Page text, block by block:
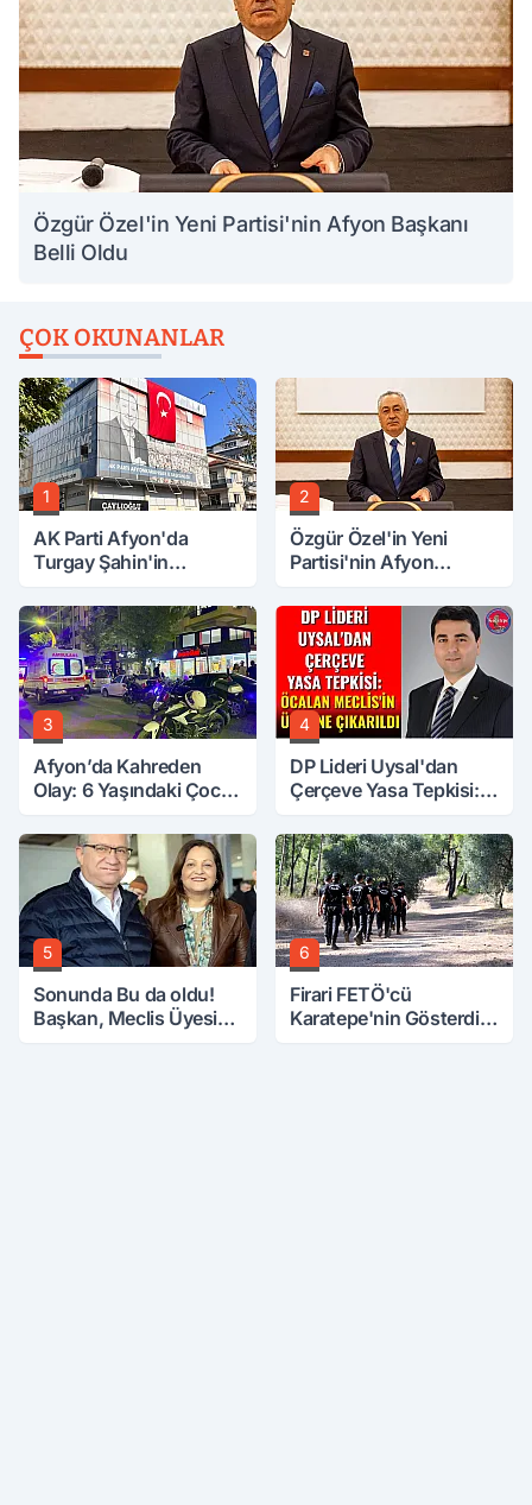
Özgür Özel'in Yeni Partisi'nin Afyon Başkanı
Belli Oldu
ÇOK OKUNANLAR
1
AK Parti Afyon'da
Turgay Şahin'in
2
Özgür Özel'in Yeni
Partisi'nin Afyon
3
Afyon’da Kahreden
Olay: 6 Yaşındaki Çocuk
4
DP Lideri Uysal'dan
Çerçeve Yasa Tepkisi:
Üzerine Çıkarıldı
5
Sonunda Bu da oldu!
Başkan, Meclis Üyesini
6
Firari FETÖ'cü
Karatepe'nin Gösterdiği